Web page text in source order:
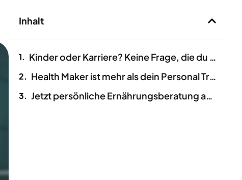
Inhalt
Kinder oder Karriere? Keine Frage, die du dir stellen musst!
Health Maker ist mehr als dein Personal Trainer nach der Schwangerschaft!
Jetzt persönliche Ernährungsberatung anfragen!